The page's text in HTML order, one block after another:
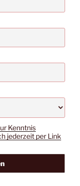
Kenntnis
jederzeit per Link